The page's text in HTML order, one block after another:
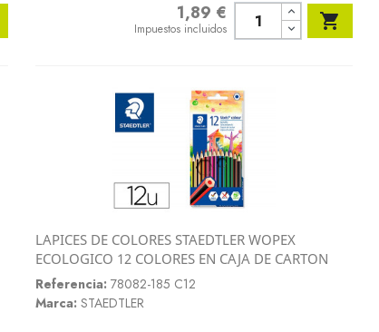
1,89 €
Impuestos incluidos 
Vista rápida
LAPICES DE COLORES STAEDTLER WOPEX
ECOLOGICO 12 COLORES EN CAJA DE CARTON
Referencia: 78082-185 C12
Marca: STAEDTLER